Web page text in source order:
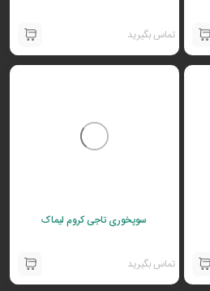
تماس بگیرید
سوپخوری تاجی کروم لیماک
تماس بگیرید